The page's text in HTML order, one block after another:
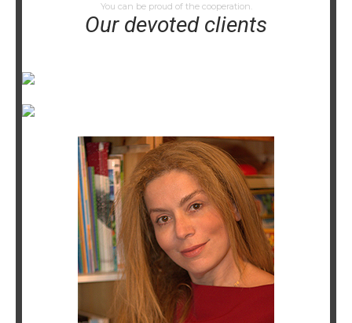
You can be proud of the cooperation.
Our devoted clients